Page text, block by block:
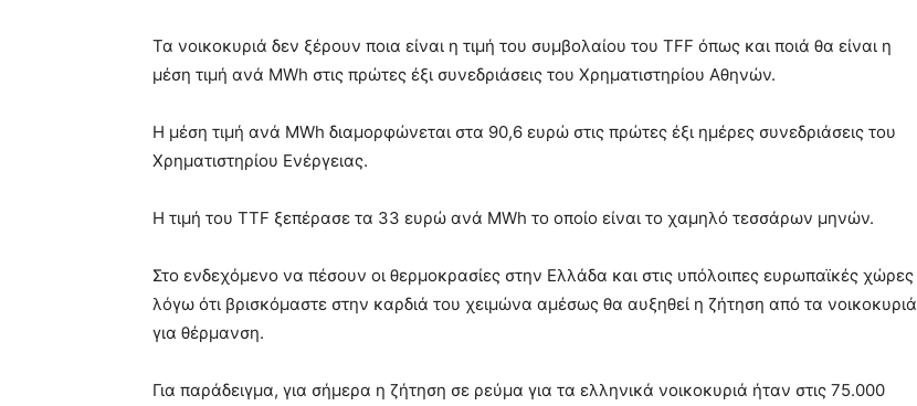
Τα νοικοκυριά δεν ξέρουν ποια είναι η τιμή του συμβολαίου του TFF όπως και ποιά θα είναι η
μέση τιμή ανά MWh στις πρώτες έξι συνεδριάσεις του Χρηματιστηρίου Αθηνών.
Η μέση τιμή ανά MWh διαμορφώνεται στα 90,6 ευρώ στις πρώτες έξι ημέρες συνεδριάσεις του
Χρηματιστηρίου Ενέργειας.
Η τιμή του TTF ξεπέρασε τα 33 ευρώ ανά MWh το οποίο είναι το χαμηλό τεσσάρων μηνών.
Στο ενδεχόμενο να πέσουν οι θερμοκρασίες στην Ελλάδα και στις υπόλοιπες ευρωπαϊκές χώρες
λόγω ότι βρισκόμαστε στην καρδιά του χειμώνα αμέσως θα αυξηθεί η ζήτηση από τα νοικοκυριά
για θέρμανση.
Για παράδειγμα, για σήμερα η ζήτηση σε ρεύμα για τα ελληνικά νοικοκυριά ήταν στις 75.000